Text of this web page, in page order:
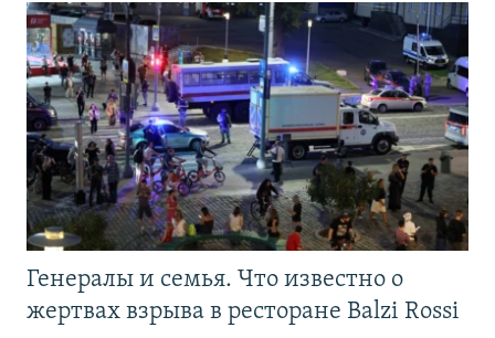
Генералы и семья. Что известно о
жертвах взрыва в ресторане Balzi Rossi